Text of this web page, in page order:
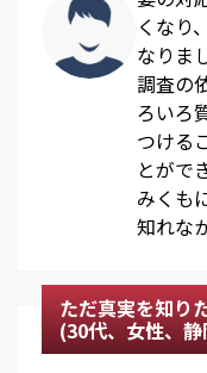
くなり
なりま
調査の
ろいろ
つける
とがで
みくも
知れな
ただ真実を知り
(30代、女性、